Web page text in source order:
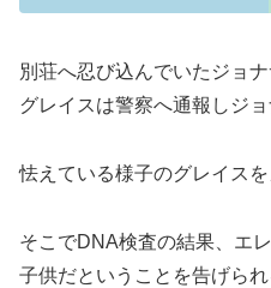
別荘へ忍び込んでいたジョ
グレイスは警察へ通報しジョ
怯えている様子のグレイス
そこでDNA検査の結果、エ
子供だということを告げられ